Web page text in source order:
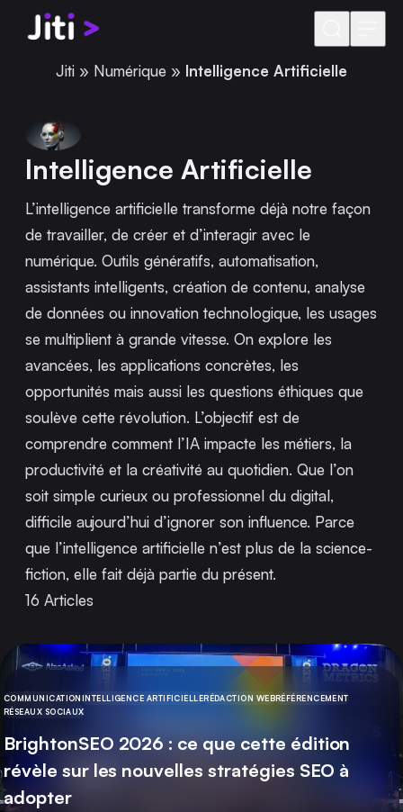
Aller au contenu
Jiti » Numérique » Intelligence Artificielle
Intelligence Artificielle
L’intelligence artificielle transforme déjà notre façon
de travailler, de créer et d’interagir avec le
numérique. Outils génératifs, automatisation,
assistants intelligents, création de contenu, analyse
de données ou innovation technologique, les usages
se multiplient à grande vitesse. On explore les
avancées, les applications concrètes, les
opportunités mais aussi les questions éthiques que
soulève cette révolution. L’objectif est de
comprendre comment l’IA impacte les métiers, la
productivité et la créativité au quotidien. Que l’on
soit simple curieux ou professionnel du digital,
difficile aujourd’hui d’ignorer son influence. Parce
que l’intelligence artificielle n’est plus de la science-
fiction, elle fait déjà partie du présent.
16 Articles
CATÉGORIE
COMMUNICATIONINTELLIGENCE ARTIFICIELLERÉDACTION WEBRÉFÉRENCEMENT
RÉSEAUX SOCIAUX
BrightonSEO 2026 : ce que cette édition
révèle sur les nouvelles stratégies SEO à
adopter